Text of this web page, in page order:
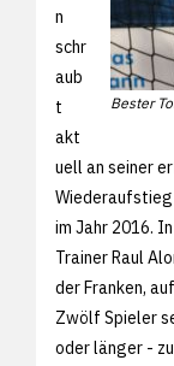
Bester
n
schr
aub
t
akt
uell an seiner
Wiederaufstieg
im Jahr 2016.
Trainer Raul
der Franken,
Zwölf Spieler
oder länger -